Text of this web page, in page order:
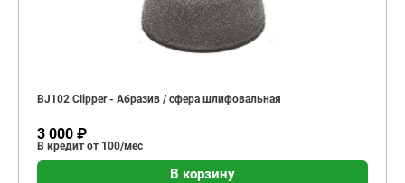
BJ102 Clipper - Абразив / сфера шлифовальная
3 000 ₽
В кредит от 100/мес
В корзину